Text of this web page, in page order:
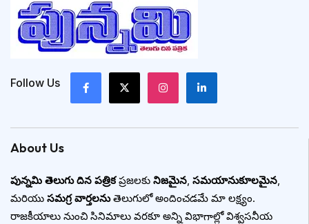
Follow Us
About Us
పున్నమి తెలుగు దిన పత్రికప్రజలకు నిజమైన, సమయానుకూలమైన,
మరియు సమగ్ర వార్తలనుతెలుగులో అందించడమే మా లక్ష్యం.
రాజకీయాలు నుంచి సినిమాలు వరకూ అన్ని విభాగాల్లో విశ్వసనీయ